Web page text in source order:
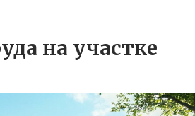
на участке